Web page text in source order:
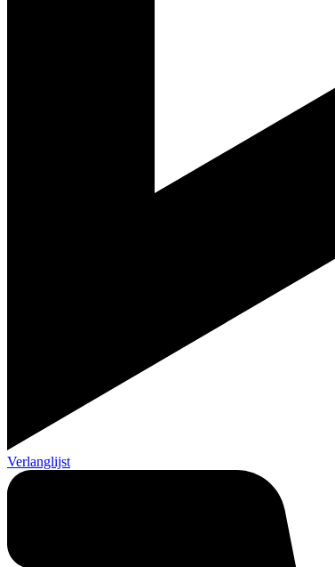
Verlanglijst